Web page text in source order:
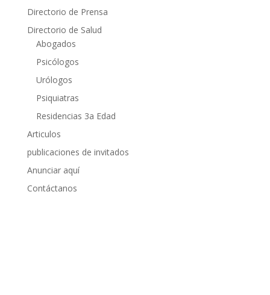
Directorio de Prensa
Directorio de Salud
Abogados
Psicólogos
Urólogos
Psiquiatras
Residencias 3a Edad
Articulos
publicaciones de invitados
Anunciar aquí
Contáctanos